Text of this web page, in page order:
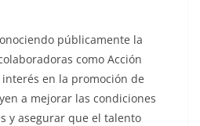
públicamente la
como Acción
en la promoción de
a mejorar las condiciones
y asegurar que el talento